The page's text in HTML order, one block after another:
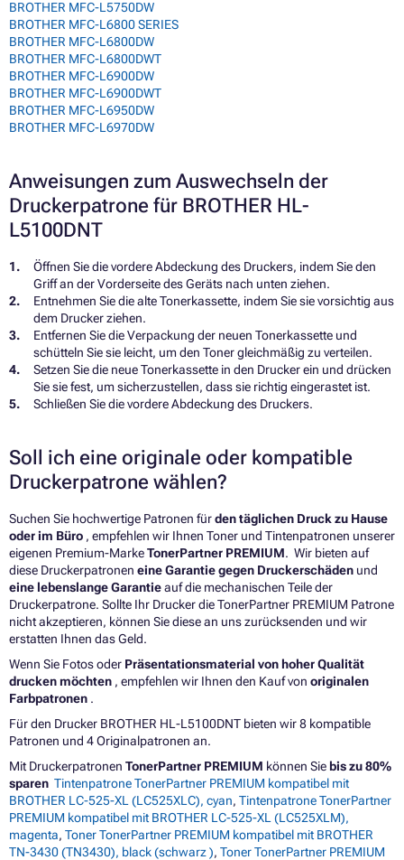
BROTHER MFC-L5750DW
BROTHER MFC-L6800 SERIES
BROTHER MFC-L6800DW
BROTHER MFC-L6800DWT
BROTHER MFC-L6900DW
BROTHER MFC-L6900DWT
BROTHER MFC-L6950DW
BROTHER MFC-L6970DW
Anweisungen zum Auswechseln der
Druckerpatrone für BROTHER HL-
L5100DNT
Öffnen Sie die vordere Abdeckung des Druckers, indem Sie den
Griff an der Vorderseite des Geräts nach unten ziehen.
Entnehmen Sie die alte Tonerkassette, indem Sie sie vorsichtig aus
dem Drucker ziehen.
Entfernen Sie die Verpackung der neuen Tonerkassette und
schütteln Sie sie leicht, um den Toner gleichmäßig zu verteilen.
Setzen Sie die neue Tonerkassette in den Drucker ein und drücken
Sie sie fest, um sicherzustellen, dass sie richtig eingerastet ist.
Schließen Sie die vordere Abdeckung des Druckers.
Soll ich eine originale oder kompatible
Druckerpatrone wählen?
Suchen Sie hochwertige Patronen fürden täglichen Druck zu Hause
oder im Büro , empfehlen wir Ihnen Toner und Tintenpatronen unserer
eigenen Premium-MarkeTonerPartner PREMIUM. Wir bieten auf
diese Druckerpatronen eine Garantie gegen Druckerschäden und
eine lebenslange Garantieauf die mechanischen Teile der
Druckerpatrone. Sollte Ihr Drucker die TonerPartner PREMIUM Patrone
nicht akzeptieren, können Sie diese an uns zurücksenden und wir
erstatten Ihnen das Geld.
Wenn Sie Fotos oder Präsentationsmaterial von hoher Qualität
drucken möchten , empfehlen wir Ihnen den Kauf von originalen
Farbpatronen .
Für den Drucker BROTHER HL-L5100DNT bieten wir 8 kompatible
Patronen und 4 Originalpatronen an.
Mit Druckerpatronen TonerPartner PREMIUM können Sie bis zu 80%
sparen Tintenpatrone TonerPartner PREMIUM kompatibel mit
BROTHER LC-525-XL (LC525XLC), cyan, Tintenpatrone TonerPartner
PREMIUM kompatibel mit BROTHER LC-525-XL (LC525XLM),
magenta, Toner TonerPartner PREMIUM kompatibel mit BROTHER
TN-3430 (TN3430), black (schwarz ), Toner TonerPartner PREMIUM